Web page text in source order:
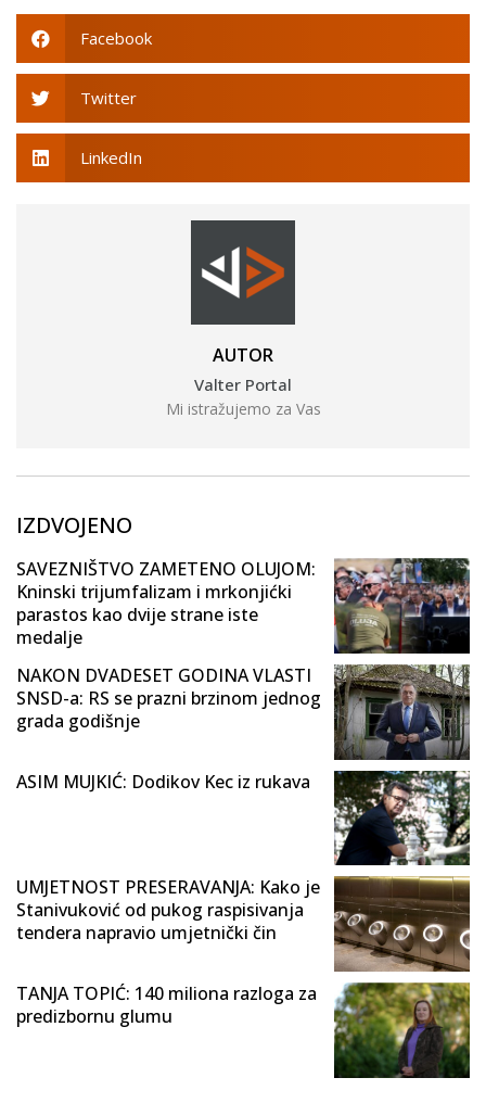
Facebook
Twitter
LinkedIn
AUTOR
Valter Portal
Mi istražujemo za Vas
IZDVOJENO
SAVEZNIŠTVO ZAMETENO OLUJOM:
Kninski trijumfalizam i mrkonjićki
parastos kao dvije strane iste
medalje
NAKON DVADESET GODINA VLASTI
SNSD-a: RS se prazni brzinom jednog
grada godišnje
ASIM MUJKIĆ: Dodikov Kec iz rukava
UMJETNOST PRESERAVANJA: Kako je
Stanivuković od pukog raspisivanja
tendera napravio umjetnički čin
TANJA TOPIĆ: 140 miliona razloga za
predizbornu glumu